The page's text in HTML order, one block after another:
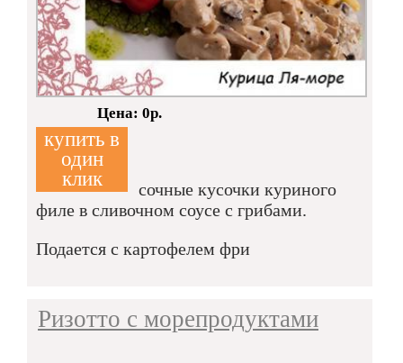
купить в
один
клик
Цена: 0р.
сочные кусочки куриного
филе в сливочном соусе с грибами.
Подается с картофелем фри
Ризотто с морепродуктами